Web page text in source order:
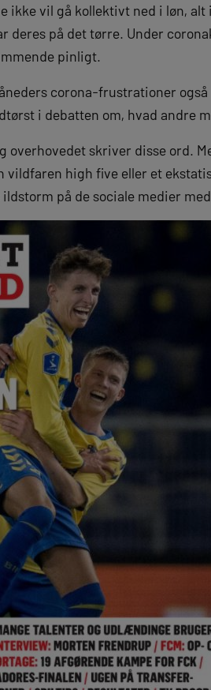
ikke vil gå kollektivt ned i løn,
deres på det tørre. Under
pinligt.
corona-frustrationer
i debatten om, hvad andre
overhovedet skriver disse ord.
vildfaren high five eller et
på de sociale medier